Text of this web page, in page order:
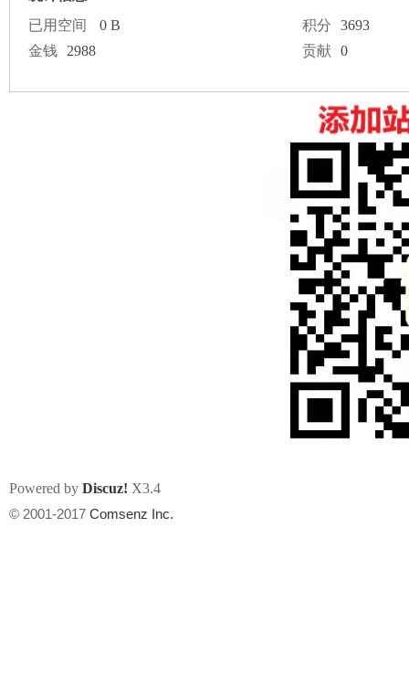
已用空间
0 B 积分
3693
金钱
2988 贡献 0
Powered by Discuz! X3.4
© 2001-2017 Comsenz Inc.